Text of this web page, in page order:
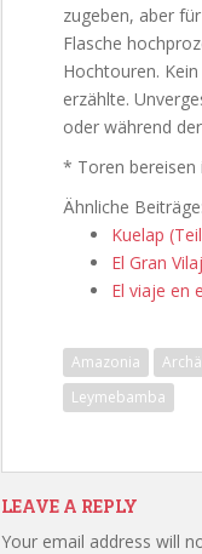
zugeben, aber
Flasche
Hochtouren.
erzählte.
oder während
* Toren bereisen
Ähnliche Beiträge:
Kuelap
El Gran
El viaje en
Amazonia
Leymebamba
LEAVE A REPLY
Your email address will